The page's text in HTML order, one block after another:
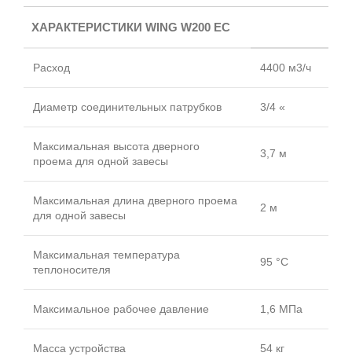
ХАРАКТЕРИСТИКИ WING W200 EC
Расход 4400 м3/ч
Диаметр соединительных патрубков 3/4 «
Максимальная высота дверного
проема для одной завесы
3,7 м
Максимальная длина дверного проема
для одной завесы
2 м
Максимальная температура
теплоносителя
95 °C
Максимальное рабочее давление 1,6 МПа
Масса устройства 54 кг